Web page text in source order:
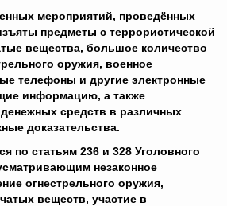
мероприятий, проведённых
предметы с террористической
вещества, большое количество
оружия, военное
телефоны и другие электронные
информацию, а также
средств в различных
доказательства.
по статьям 236 и 328 Уголовного
незаконное
огнестрельного оружия,
веществ, участие в